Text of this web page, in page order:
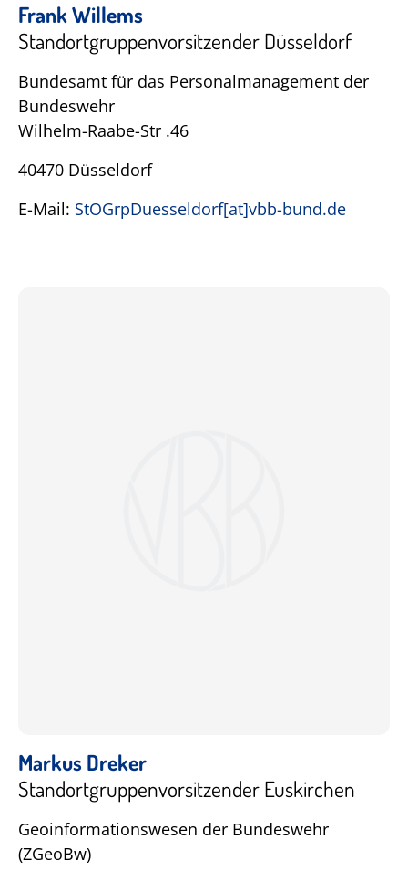
Frank Willems
Standortgruppenvorsitzender Düsseldorf
Bundesamt für das Personalmanagement der
Bundeswehr
Wilhelm-Raabe-Str .46
40470 Düsseldorf
E-Mail: StOGrpDuesseldorf[at]vbb-bund.de
Markus Dreker
Standortgruppenvorsitzender Euskirchen
Geoinformationswesen der Bundeswehr
(ZGeoBw)